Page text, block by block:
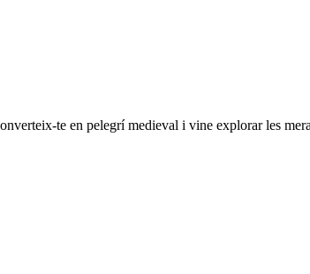
te en pelegrí medieval i vine explorar les